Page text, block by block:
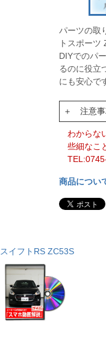
パーツの取
トスポーツ
DIYでのパ
るのに役立
にも安心で
＋ 注意事
わからな
些細なこ
商品につい
スイフトRS ZC53S